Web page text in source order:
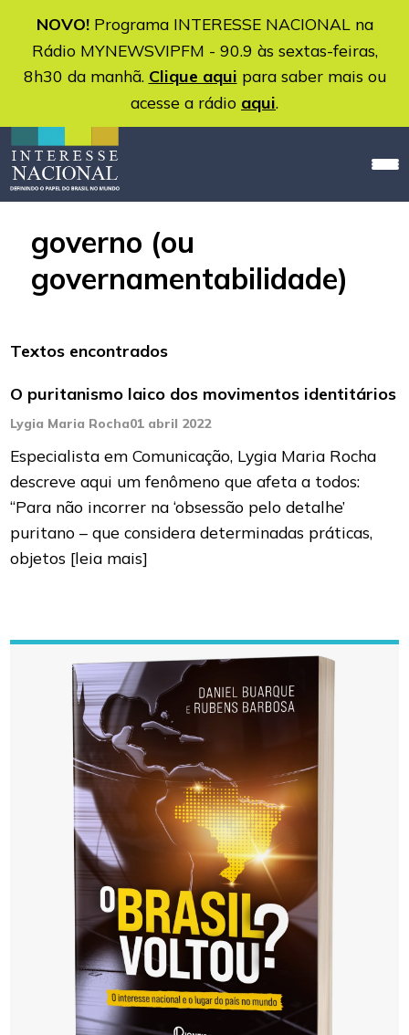
NOVO!Programa INTERESSE NACIONAL na
Rádio MYNEWSVIPFM - 90.9 às sextas-feiras,
8h30 da manhã. Clique aqui para saber mais ou
acesse a rádio aqui.
governo (ou
governamentabilidade)
Textos encontrados
O puritanismo laico dos movimentos identitários
Lygia Maria Rocha01 abril 2022
Especialista em Comunicação, Lygia Maria Rocha
descreve aqui um fenômeno que afeta a todos:
“Para não incorrer na ‘obsessão pelo detalhe’
puritano – que considera determinadas práticas,
objetos [leia mais]